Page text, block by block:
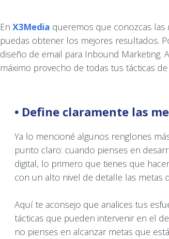
En X3Media queremos que conozcas las
puedas obtener los mejores resultados.
diseño de email para Inbound Marketing.
máximo provecho de todas tus tácticas de
• Define claramente las
Ya lo mencioné algunos renglones
punto claro: cuando pienses en
digital, lo primero que tienes que
con un alto nivel de detalle las metas
Aquí te aconsejo que analices tus
tácticas que pueden intervenir en el
no pienses en alcanzar metas que